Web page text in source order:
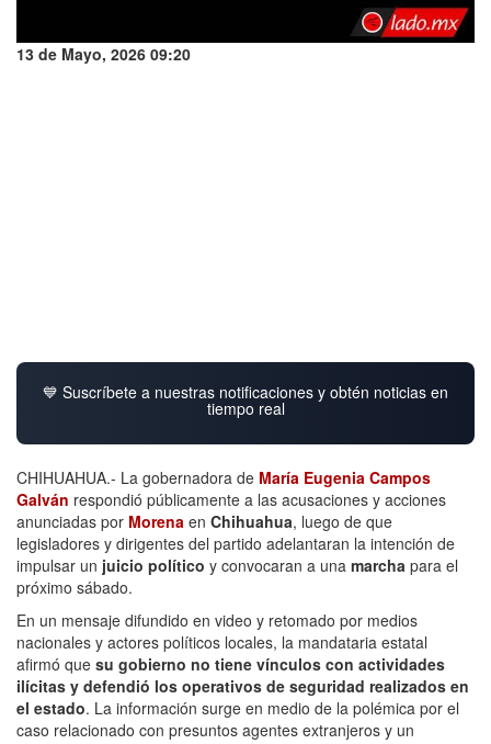
13 de Mayo, 2026 09:20
💙 Suscríbete a nuestras notificaciones y obtén noticias en
tiempo real
CHIHUAHUA.- La gobernadora de María Eugenia Campos
Galván respondió públicamente a las acusaciones y acciones
anunciadas por Morena en Chihuahua, luego de que
legisladores y dirigentes del partido adelantaran la intención de
impulsar un juicio político y convocaran a una marcha para el
próximo sábado.
En un mensaje difundido en video y retomado por medios
nacionales y actores políticos locales, la mandataria estatal
afirmó que su gobierno no tiene vínculos con actividades
ilícitas y defendió los operativos de seguridad realizados en
el estado. La información surge en medio de la polémica por el
caso relacionado con presuntos agentes extranjeros y un